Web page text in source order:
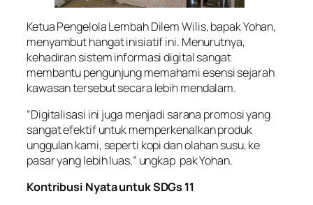
Ketua Pengelola Lembah Dilem Wilis, bapak Yohan,
menyambut hangat inisiatif ini. Menurutnya,
kehadiran sistem informasi digital sangat
membantu pengunjung memahami esensi sejarah
kawasan tersebut secara lebih mendalam.
“Digitalisasi ini juga menjadi sarana promosi yang
sangat efektif untuk memperkenalkan produk
unggulan kami, seperti kopi dan olahan susu, ke
pasar yang lebih luas,” ungkap pak Yohan.
Kontribusi Nyata untuk SDGs 11